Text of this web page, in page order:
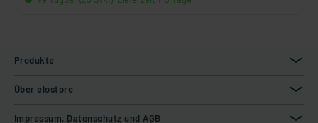
Produkte
Über elostore
Impressum, Datenschutz und AGB